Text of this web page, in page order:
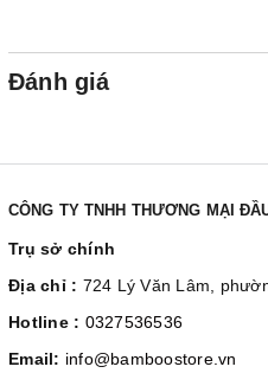
Đánh giá
CÔNG TY TNHH THƯƠNG MẠI
Trụ sở chính
Địa chỉ : 724 Lý Văn Lâm,
Hotline : 0327536536
Email: info@bamboostore.vn